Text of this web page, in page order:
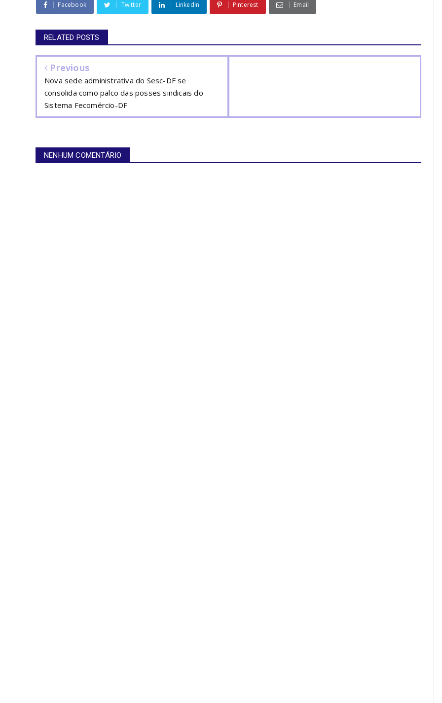
Facebook Twitter Linkedin Pinterest Email
RELATED POSTS
Previous
Nova sede administrativa do Sesc-DF se
consolida como palco das posses sindicais do
Sistema Fecomércio-DF
NENHUM COMENTÁRIO